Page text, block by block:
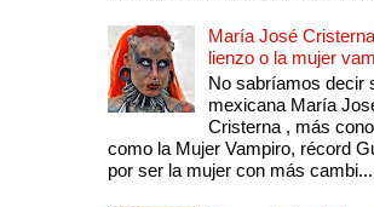
María José
lienzo o la mujer
No sabríamos decir
mexicana María
Cristerna , más
como la Mujer Vampiro, récord
por ser la mujer con más cambi...